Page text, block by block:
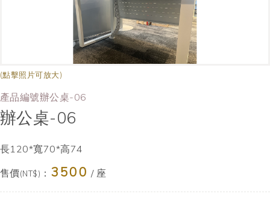
(點擊照片可放大)
產品編號辦公桌-06
辦公桌-06
長120*寬70*高74
售價(NT$) ： 3500 / 座